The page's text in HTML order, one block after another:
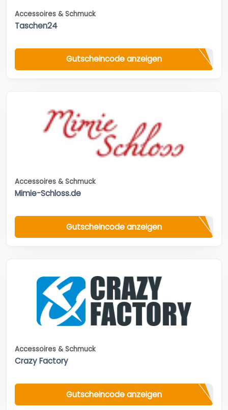
Accessoires & Schmuck
Taschen24
Gutscheincode anzeigen
Accessoires & Schmuck
Mimie-Schloss.de
Gutscheincode anzeigen
Accessoires & Schmuck
Crazy Factory
Gutscheincode anzeigen